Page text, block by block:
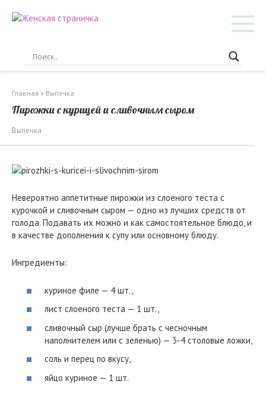
Главная » Выпечка
Пирожки с курицей и сливочным сыром
Выпечка
Невероятно аппетитные пирожки из слоеного теста с
курочкой и сливочным сыром — одно из лучших средств от
голода. Подавать их можно и как самостоятельное блюдо, и
в качестве дополнения к супу или основному блюду.
Ингредиенты:
куриное филе — 4 шт.,
лист слоеного теста — 1 шт.,
сливочный сыр (лучше брать с чесночным
наполнителем или с зеленью) — 3-4 столовые ложки,
соль и перец по вкусу,
яйцо куриное — 1 шт.